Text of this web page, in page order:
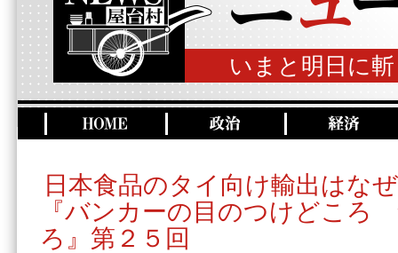
いまと明日に
日本食品のタイ向け輸出はな
『バンカーの目のつけどころ
ろ』第２５回